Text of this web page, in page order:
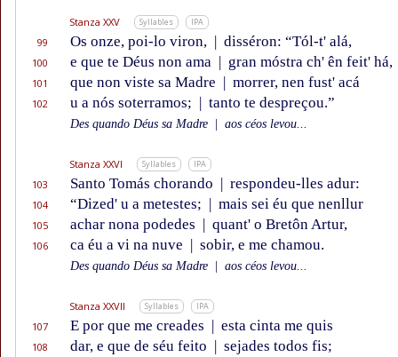
Stanza XXV Syllables IPA
99 Os onze, poi-lo viron, | disséron: “Tól-t' alá,
100 e que te Déus non ama | gran móstra ch' ên feit' há,
101 que non viste sa Madre | morrer, nen fust' acá
102 u a nós soterramos; | tanto te despreçou.”
Des quando Déus sa Madre aos céos levou...
Stanza XXVI Syllables IPA
103 Santo Tomás chorando | respondeu-lles adur:
104 “Dized' u a metestes; | mais sei éu que nenllur
105 achar nona podedes | quant' o Bretôn Artur,
106 ca éu a vi na nuve | sobir, e me chamou.
Des quando Déus sa Madre aos céos levou...
Stanza XXVII Syllables IPA
107 E por que me creades | esta cinta me quis
108 dar, e que de séu feito | sejades todos fis;